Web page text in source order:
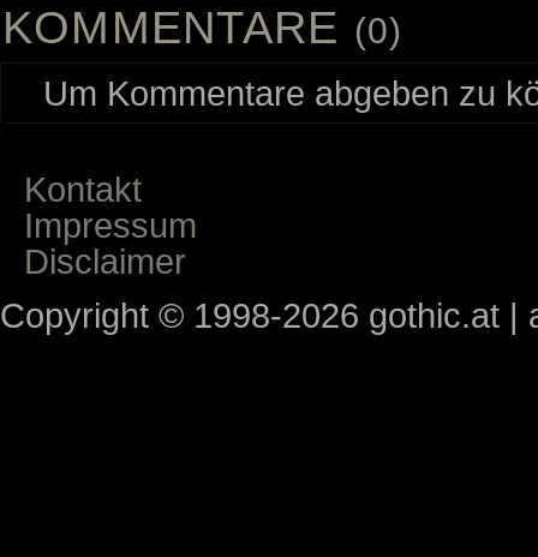
KOMMENTARE (0)
Um Kommentare abgeben zu
Kontakt
Impressum
Disclaimer
Copyright © 1998-2026 gothic.at |